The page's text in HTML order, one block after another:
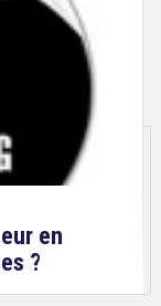
en
?